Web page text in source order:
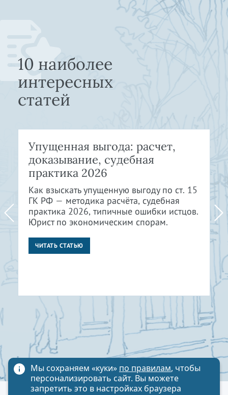
10 наиболее
интересных
статей
Упущенная выгода: расчет,
доказывание, судебная
практика 2026
Как взыскать упущенную выгоду по ст. 15
ГК РФ — методика расчёта, судебная
практика 2026, типичные ошибки истцов.
Юрист по экономическим спорам.
ЧИТАТЬ СТАТЬЮ
Мы сохраняем «куки» по правилам, чтобы
персонализировать сайт. Вы можете
запретить это в настройках браузера